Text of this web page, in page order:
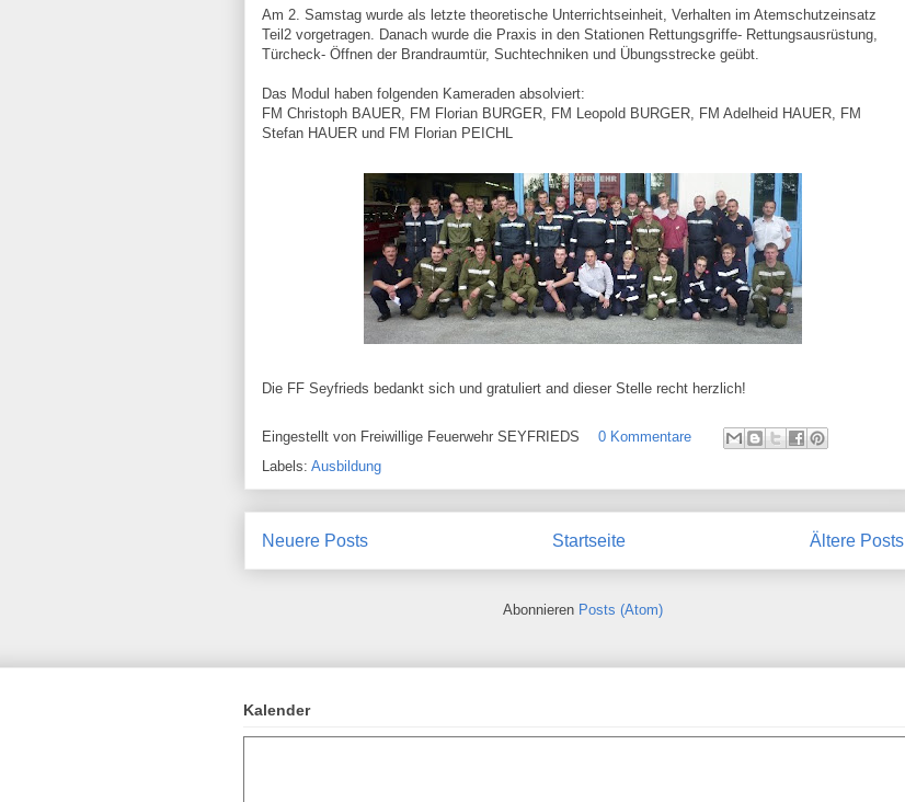
Am 2. Samstag wurde als letzte theoretische Unterrichtseinheit, Verhalten im Atemschutzeinsatz
Teil2 vorgetragen. Danach wurde die Praxis in den Stationen Rettungsgriffe- Rettungsausrüstung,
Türcheck- Öffnen der Brandraumtür, Suchtechniken und Übungsstrecke geübt.
Das Modul haben folgenden Kameraden absolviert:
FM Christoph BAUER, FM Florian BURGER, FM Leopold BURGER, FM Adelheid HAUER, FM
Stefan HAUER und FM Florian PEICHL
Die FF Seyfrieds bedankt sich und gratuliert and dieser Stelle recht herzlich!
Eingestellt von Freiwillige Feuerwehr SEYFRIEDS
0 Kommentare
Labels: Ausbildung
Neuere Posts Ältere Posts
Startseite
Abonnieren Posts (Atom)
Kalender